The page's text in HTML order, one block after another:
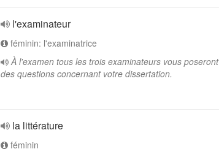
l'examinateur
féminin: l'examinatrice
À l'examen tous les trois examinateurs vous poseront
des questions concernant votre dissertation.
la littérature
féminin